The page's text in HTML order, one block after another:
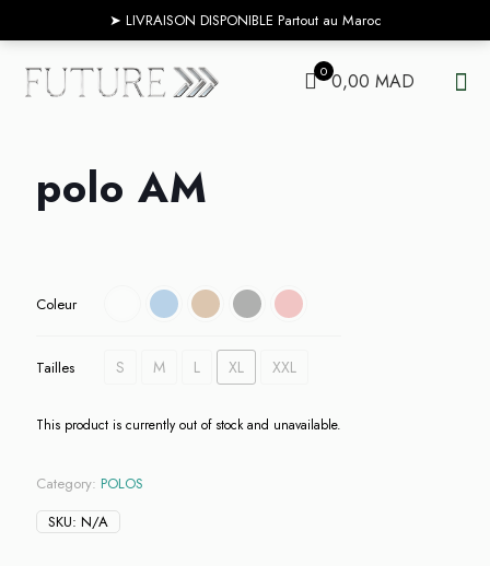
0 0,00 MAD
polo AM
Coleur
Tailles S M L XL XXL
This product is currently out of stock and unavailable.
Category: POLOS
SKU: N/A
➤ ‎‎‎LIVRAISON DISPONIBLE Partout au Maroc